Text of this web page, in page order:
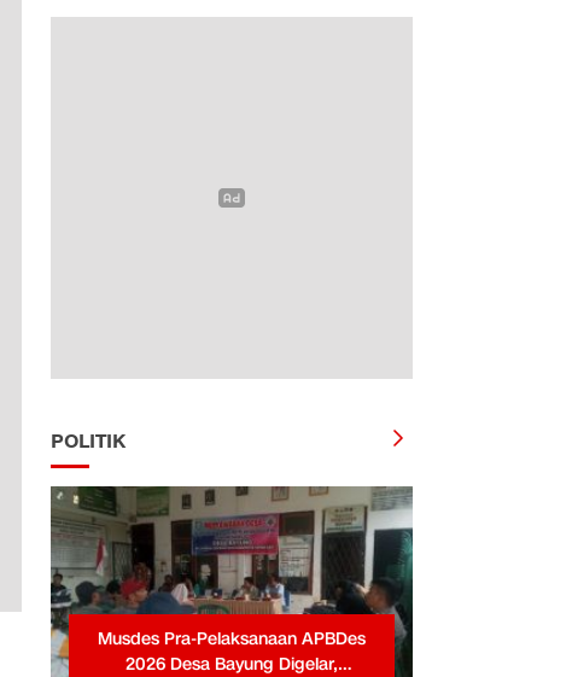
POLITIK
Musdes Pra-Pelaksanaan APBDes
2026 Desa Bayung Digelar,